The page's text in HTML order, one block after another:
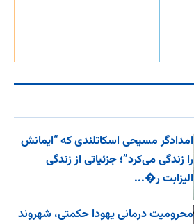
امدادگر مسیحی اسکاتلندی که “ایمانش
را زندگی می‌کرد”؛ جزئیاتی از زندگی
الیزابت ر�...
محرومیت درمانی یهودا حکمتی، شهروند